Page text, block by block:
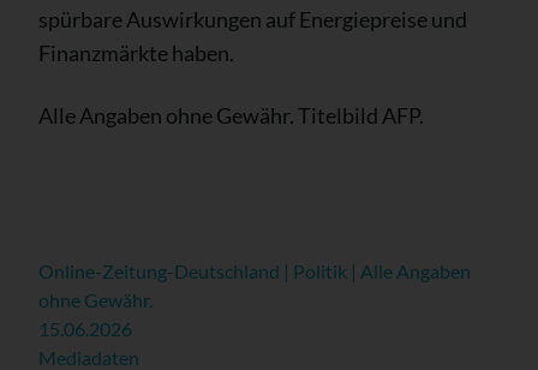
spürbare Auswirkungen auf Energiepreise und
Finanzmärkte haben.
Alle Angaben ohne Gewähr. Titelbild AFP.
Online-Zeitung-Deutschland | Politik | Alle Angaben
ohne Gewähr.
15.06.2026
Mediadaten